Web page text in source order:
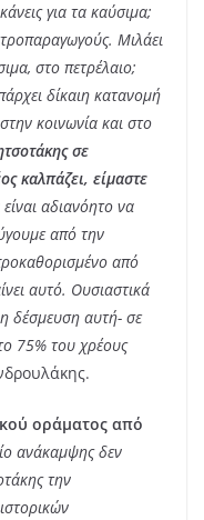
για τα καύσιμα;
Μιλάει
στο πετρέλαιο;
δίκαιη κατανομή
κοινωνία και στο
σε
καλπάζει, είμαστε
αδιανόητο να
από την
από
αυτό. Ουσιαστικά
δέσμευση αυτή- σε
75% του χρέους
οράματος από
ανάκαμψης δεν
την